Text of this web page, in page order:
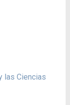
las Ciencias